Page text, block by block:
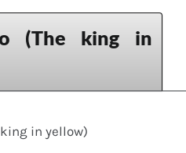
(The king in
in yellow)